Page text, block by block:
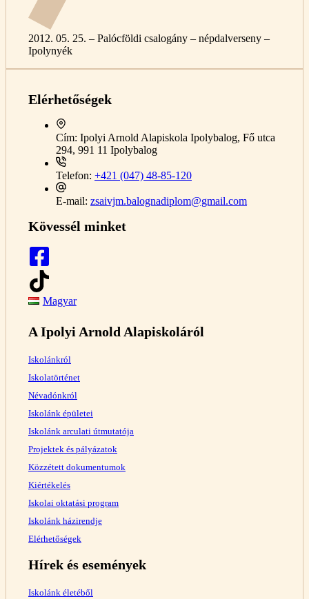
2012. 05. 25. – Palócföldi csalogány – népdalverseny –
Ipolynyék
Elérhetőségek
Cím: Ipolyi Arnold Alapiskola Ipolybalog, Fő utca
294, 991 11 Ipolybalog
Telefon: +421 (047) 48-85-120
E-mail: zsaivjm.balognadiplom@gmail.com
Kövessél minket
Magyar
A Ipolyi Arnold Alapiskoláról
Iskolánkról
Iskolatörténet
Névadónkról
Iskolánk épületei
Iskolánk arculati útmutatója
Projektek és pályázatok
Közzétett dokumentumok
Kiértékelés
Iskolai oktatási program
Iskolánk házirendje
Elérhetőségek
Hírek és események
Iskolánk életéből